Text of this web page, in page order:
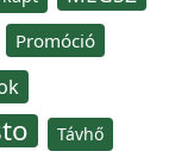
Promóció
Távhő